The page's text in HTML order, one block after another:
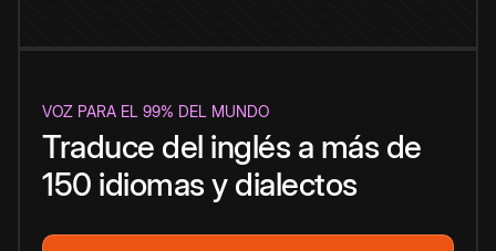
VOZ PARA EL 99% DEL MUNDO
Traduce del inglés a más de
150 idiomas y dialectos